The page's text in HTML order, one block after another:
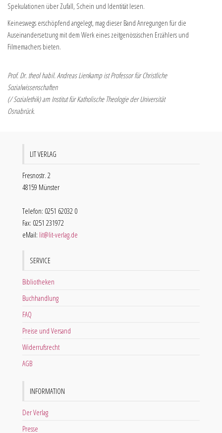
Spekulationen über Zufall, Schein und Identität lesen.
Keineswegs erschöpfend angelegt, mag dieser Band Anregungen für die
Auseinandersetzung mit dem Werk eines zeitgenössischen Erzählers und
Filmemachers bieten.
Prof. Dr. theol habil. Andreas Lienkamp ist Professor für Christliche
Sozialwissenschaften
(/ Sozialethik) am Institut für Katholische Theologie der Universität
Osnabrück.
LIT VERLAG
Fresnostr. 2
48159 Münster
Telefon: 0251 62032 0
Fax: 0251 231972
eMail: lit@lit-verlag.de
SERVICE
Bibliotheken
Buchhandlung
FAQ
Preise und Versand
Widerrufsrecht
AGB
INFORMATION
Der Verlag
Presse